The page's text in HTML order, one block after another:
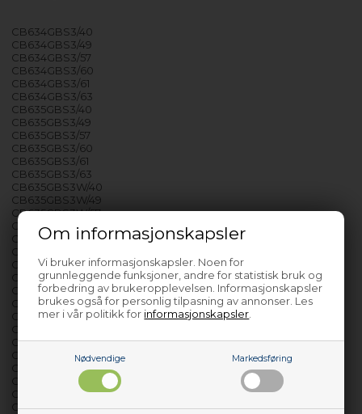
Om informasjonskapsler
Vi bruker informasjonskapsler. Noen for
grunnleggende funksjoner, andre for statistisk bruk og
forbedring av brukeropplevelsen. Informasjonskapsler
brukes også for personlig tilpasning av annonser. Les
mer i vår politikk for informasjonskapsler
Nødvendige Markedsføring
CB634GBS3/40
CB634GBS3/49
CB634GBS3/57
CB634GBS3/60
CB634GBS3/61
CB634GBS3/63
CB635GBS3/40
CB635GBS3/49
CB635GBS3/57
CB635GBS3/60
CB635GBS3/61
CB635GBS3/63
CB635GBS3W/40
CB635GBS3W/49
CB635GBS3W/57
CB635GBS3W/60
CB635GBS3W/62
CB635GBS3W/63
CB635GNS3/40
CB635GNS3/49
CB635GNS3/57
CB635GNS3/60
CB635GNS3/61
CB635GNS3/63
CR656GBS3/40
CR656GBS3/49
CR656GBS3/52
CR656GBS3/58
CR656GBS3/60
CR656GBS3/63